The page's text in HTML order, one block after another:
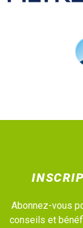
Abonnez-vous
conseils et